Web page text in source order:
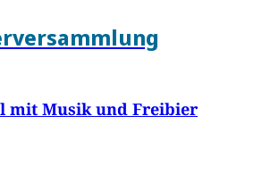
mit Musik und Freibier